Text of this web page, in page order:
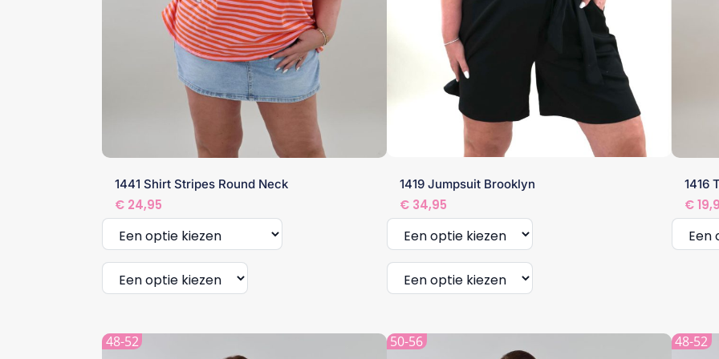
1441 Shirt Stripes Round Neck
€ 24,95
product
heeft
1419 Jumpsuit Brooklyn
€34,95
product
heeft
1416
€
variaties.
48-52 50-56 48-52